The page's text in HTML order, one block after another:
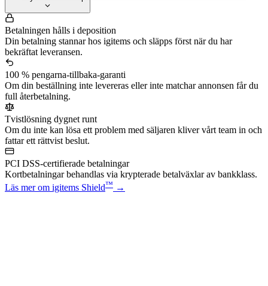
Betalningen hålls i deposition
Din betalning stannar hos igitems och släpps först när du har
bekräftat leveransen.
100 % pengarna-tillbaka-garanti
Om din beställning inte levereras eller inte matchar annonsen får du
full återbetalning.
Tvistlösning dygnet runt
Om du inte kan lösa ett problem med säljaren kliver vårt team in och
fattar ett rättvist beslut.
PCI DSS-certifierade betalningar
Kortbetalningar behandlas via krypterade betalväxlar av bankklass.
Läs mer om igitems Shield™ →